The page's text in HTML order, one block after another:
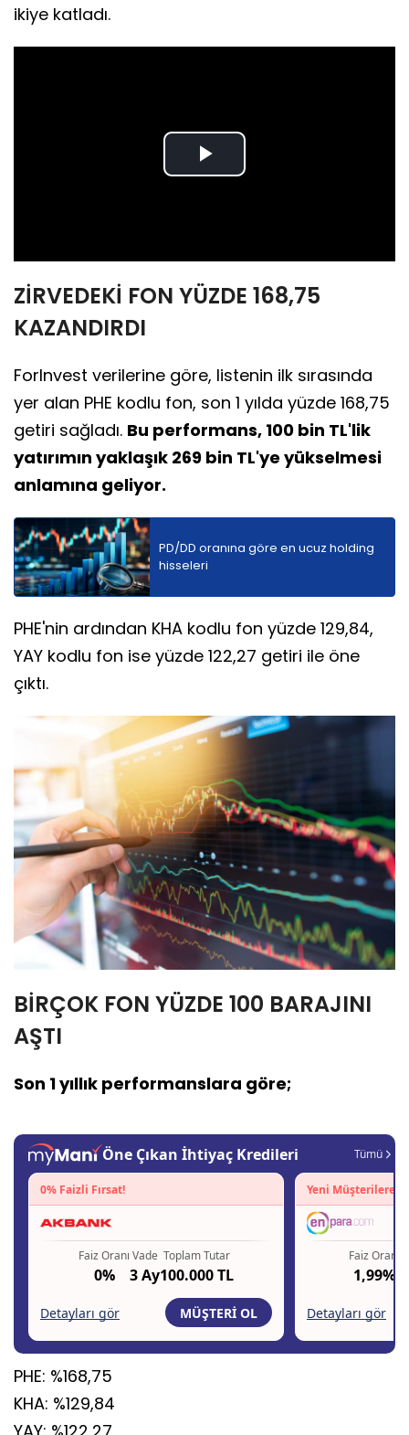
ikiye katladı.
Play
ZİRVEDEKİ FON YÜZDE 168,75
KAZANDIRDI
ForInvest verilerine göre, listenin ilk sırasında
yer alan PHE kodlu fon, son 1 yılda yüzde 168,75
getiri sağladı. Bu performans, 100 bin TL'lik
yatırımın yaklaşık 269 bin TL'ye yükselmesi
anlamına geliyor.
PD/DD oranına göre en ucuz holding
hisseleri
PHE'nin ardından KHA kodlu fon yüzde 129,84,
YAY kodlu fon ise yüzde 122,27 getiri ile öne
çıktı.
BİRÇOK FON YÜZDE 100 BARAJINI
AŞTI
Son 1 yıllık performanslara göre;
PHE: %168,75
KHA: %129,84